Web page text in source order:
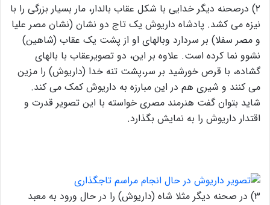
۲) درصحنه دیگر خدایی با شکل عقاب بالدار، مار بسیار بزرگی را با
نیزه می کشد. پادشاه داریوش یک تاج دو نشان (نشان مصر علیا
و مصر سفلا) بر سردارد وبالهای او از پشت یک عقاب (شاهین)
نشوو نما کرده است. علاوه بر این، دو تصویرعقاب با بالهای
گشاده، با قرص خورشید بر سر،پشت تنه خدا (داریوش) را مزین
می کنند و شیری هم در این مبارزه به داریوش کمک می کند.
شاید بتوان گفت هنرمند مصری خواسته با این تصویر قدرت و
اقتدار داریوش را به نمایش بگذارد.
۳) در صحنه دیگر مثلا شاه (داریوش) را در حال ورود به معبد